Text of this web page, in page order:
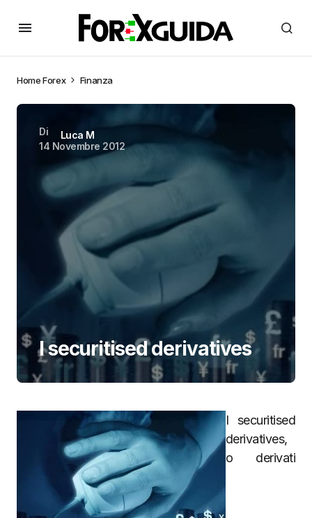
HomeForex Finanza
Di
Luca M
14 Novembre 2012
I securitised derivatives
I securitised
derivatives,
o derivati